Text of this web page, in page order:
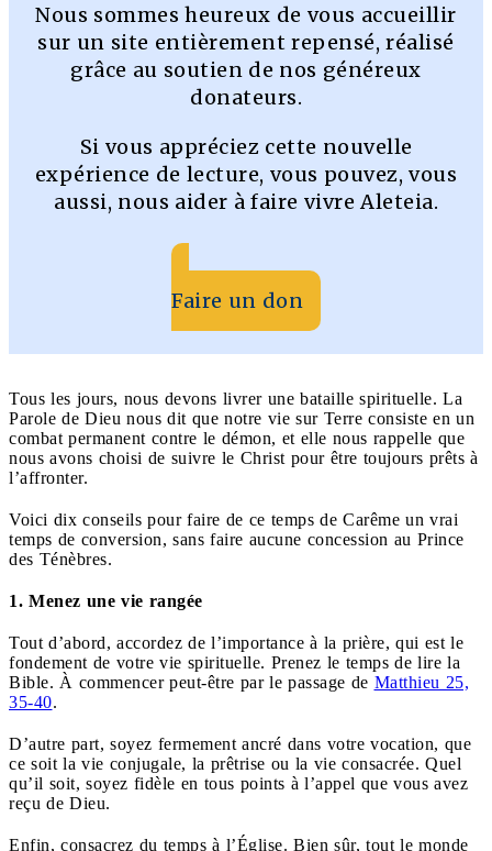
Nous sommes heureux de vous accueillir
sur un site entièrement repensé, réalisé
grâce au soutien de nos généreux
donateurs.
Si vous appréciez cette nouvelle
expérience de lecture, vous pouvez, vous
aussi, nous aider à faire vivre Aleteia.
Faire un don
Tous les jours, nous devons livrer une bataille spirituelle. La
Parole de Dieu nous dit que notre vie sur Terre consiste en un
combat permanent contre le démon, et elle nous rappelle que
nous avons choisi de suivre le Christ pour être toujours prêts à
l’affronter.
Voici dix conseils pour faire de ce temps de Carême un vrai
temps de conversion, sans faire aucune concession au Prince
des Ténèbres.
1. Menez une vie rangée
Tout d’abord, accordez de l’importance à la prière, qui est le
fondement de votre vie spirituelle. Prenez le temps de lire la
Bible. À commencer peut-être par le passage de Matthieu 25,
35-40.
D’autre part, soyez fermement ancré dans votre vocation, que
ce soit la vie conjugale, la prêtrise ou la vie consacrée. Quel
qu’il soit, soyez fidèle en tous points à l’appel que vous avez
reçu de Dieu.
Enfin, consacrez du temps à l’Église. Bien sûr, tout le monde